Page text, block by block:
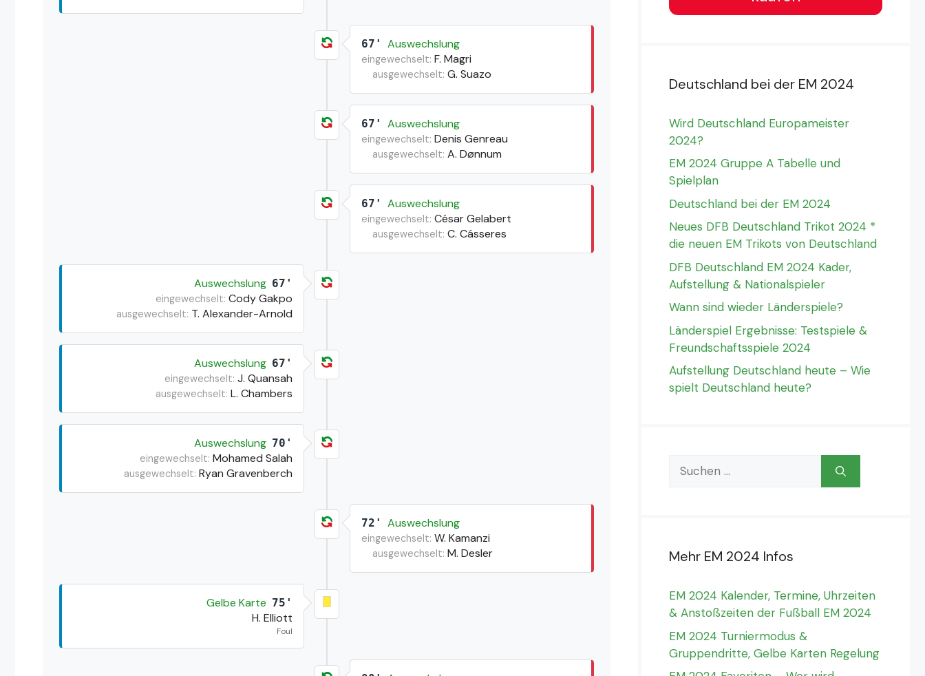
67' Auswechslung
eingewechselt: F. Magri
ausgewechselt: G. Suazo
67' Auswechslung
eingewechselt: Denis Genreau
ausgewechselt: A. Dønnum
67' Auswechslung
eingewechselt: César Gelabert
ausgewechselt: C. Cásseres
Auswechslung 67'
eingewechselt: Cody Gakpo
ausgewechselt: T. Alexander-Arnold
Auswechslung 67'
eingewechselt: J. Quansah
ausgewechselt: L. Chambers
Auswechslung 70'
eingewechselt: Mohamed Salah
ausgewechselt: Ryan Gravenberch
72' Auswechslung
eingewechselt: W. Kamanzi
ausgewechselt: M. Desler
Gelbe Karte 75'
H. Elliott
Foul
Deutschland bei der EM 2024
Wird Deutschland Europameister
2024?
EM 2024 Gruppe A Tabelle und
Spielplan
Deutschland bei der EM 2024
Neues DFB Deutschland Trikot 2024 *
die neuen EM Trikots von Deutschland
DFB Deutschland EM 2024 Kader,
Aufstellung & Nationalspieler
Wann sind wieder Länderspiele?
Länderspiel Ergebnisse: Testspiele &
Freundschaftsspiele 2024
Aufstellung Deutschland heute – Wie
spielt Deutschland heute?
Suchen
nach:
Mehr EM 2024 Infos
EM 2024 Kalender, Termine, Uhrzeiten
& Anstoßzeiten der Fußball EM 2024
EM 2024 Turniermodus &
Gruppendritte, Gelbe Karten Regelung